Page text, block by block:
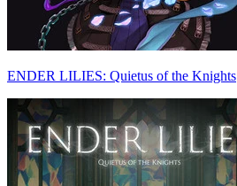
ENDER LILIES: Quietus of the Knights